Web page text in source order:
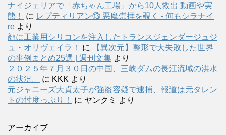
ナイジェリアで「赤ちゃん工場」から10人救出 動画や実
態！
に レプティリアン⑬ 悪魔崇拝を覗く - 何もシラナイ
re より
顔に工業用シリコンを注入したトランスジェンダージュジ
ュ・オリヴェイラ！
に
【異次元】整形で大失敗した世界
の事例まとめ25選 | 週刊文集 より
２０２５年７月３０日の中国、三峡ダムの長江流域の洪水
の状況。
に KKK より
元ジャニーズ大貞太子が強盗容疑で逮捕、報道は元タレン
トの忖度っぷり！
に ヤンクミ より
アーカイブ